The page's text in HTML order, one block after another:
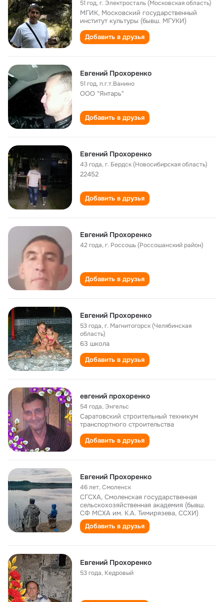
51 год,г. Электросталь (Московская область)
МГИК, Московский государственный
институт культуры (бывш. МГУКИ)
Добавить в друзья
Евгений Прохоренко
51 год,п.г.т.Ванино
OOO "Янтарь"
Добавить в друзья
Евгений Прохоренко
43 года,г. Бердск (Новосибирская область)
22452
Добавить в друзья
Евгений Прохоренко
42 года,г. Россошь (Россошанский район)
Добавить в друзья
Евгений Прохоренко
53 года,г. Магнитогорск (Челябинская
область)
63 школа
Добавить в друзья
евгений прохоренко
54 года, Энгельс
Саратовский строительный техникум
транспортного строительства
Добавить в друзья
Евгений Прохоренко
46 лет,Смоленск
СГСХА, Смоленская государственная
сельскохозяйственная академия (бывш.
СФ МСХА им. К.А. Тимирязева, ССХИ)
Добавить в друзья
Евгений Прохоренко
53 года, Кедровый